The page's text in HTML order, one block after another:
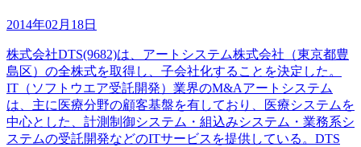
2014年02月18日
株式会社DTS(9682)は、アートシステム株式会社（東京都豊
島区）の全株式を取得し、子会社化することを決定した。
IT（ソフトウエア受託開発）業界のM&Aアートシステム
は、主に医療分野の顧客基盤を有しており、医療システムを
中心とした、計測制御システム・組込みシステム・業務系シ
ステムの受託開発などのITサービスを提供している。DTS